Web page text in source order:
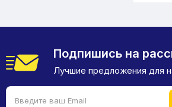
Подпишись на
Лучшие предложения для